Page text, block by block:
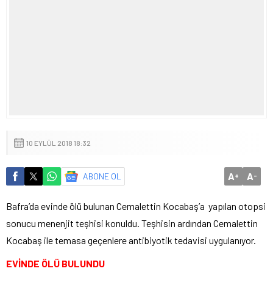
10 EYLÜL 2018 18:32
ABONE OL A+ A-
Bafra’da evinde ölü bulunan Cemalettin Kocabaş’a yapılan otopsi
sonucu menenjit teşhisi konuldu. Teşhisin ardından Cemalettin
Kocabaş ile temasa geçenlere antibiyotik tedavisi uygulanıyor.
EVİNDE ÖLÜ BULUNDU